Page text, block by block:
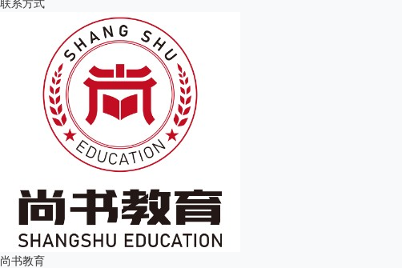
联系方式
尚书教育